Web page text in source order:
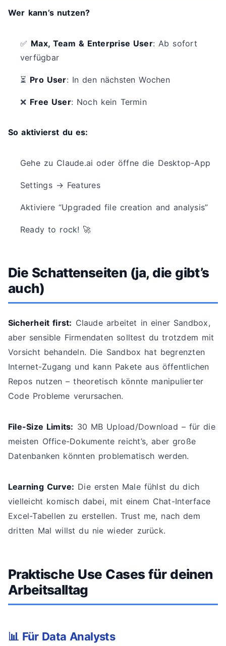
Wer kann’s nutzen?
✅ Max, Team & Enterprise User: Ab sofort
verfügbar
⏳ Pro User: In den nächsten Wochen
❌ Free User: Noch kein Termin
So aktivierst du es:
Gehe zu Claude.ai oder öffne die Desktop-App
Settings → Features
Aktiviere “Upgraded file creation and analysis”
Ready to rock! 🚀
Die Schattenseiten (ja, die gibt’s
auch)
Sicherheit first: Claude arbeitet in einer Sandbox,
aber sensible Firmendaten solltest du trotzdem mit
Vorsicht behandeln. Die Sandbox hat begrenzten
Internet-Zugang und kann Pakete aus öffentlichen
Repos nutzen – theoretisch könnte manipulierter
Code Probleme verursachen.
File-Size Limits: 30 MB Upload/Download – für die
meisten Office-Dokumente reicht’s, aber große
Datenbanken könnten problematisch werden.
Learning Curve: Die ersten Male fühlst du dich
vielleicht komisch dabei, mit einem Chat-Interface
Excel-Tabellen zu erstellen. Trust me, nach dem
dritten Mal willst du nie wieder zurück.
Praktische Use Cases für deinen
Arbeitsalltag
📊 Für Data Analysts